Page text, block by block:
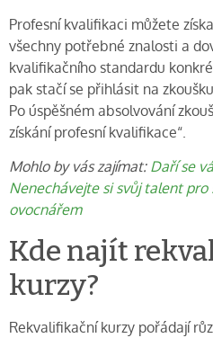
Profesní kvalifikaci můžete
všechny potřebné znalosti a
kvalifikačního standardu
pak stačí se přihlásit na
Po úspěšném absolvování
získání profesní kvalifikace“.
Mohlo by vás zajímat: Daří se
Nenechávejte si svůj talent pro
ovocnářem
Kde najít
kurzy?
Rekvalifikační kurzy pořádají